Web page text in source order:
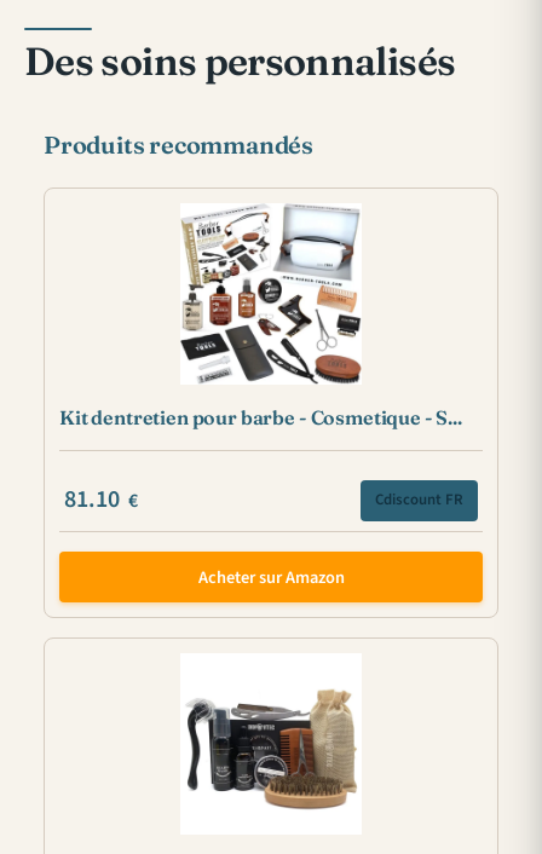
Des soins personnalisés
Produits recommandés
Kit dentretien pour barbe - Cosmetique - S...
81.10 € Cdiscount FR
Acheter sur Amazon